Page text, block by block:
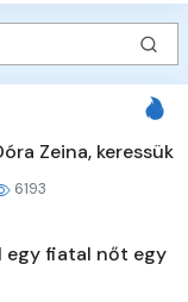
Zeina, keressük
6193
egy fiatal nőt egy